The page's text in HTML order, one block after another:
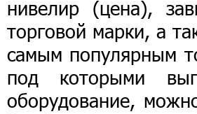
нивелир (цена),
торговой марки, а
самым популярным
под которыми
оборудование,